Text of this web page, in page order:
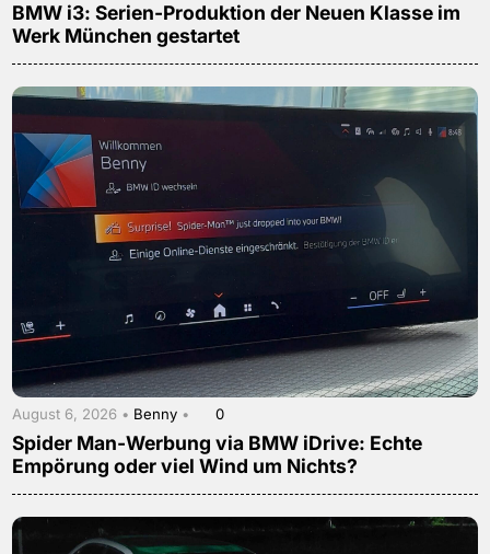
BMW i3: Serien-Produktion der Neuen Klasse im
Werk München gestartet
August 6, 2026 • Benny • 0
Spider Man-Werbung via BMW iDrive: Echte
Empörung oder viel Wind um Nichts?